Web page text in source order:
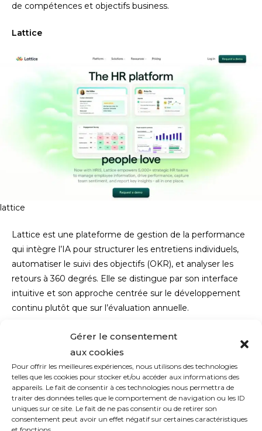
Gérer le consentement
aux cookies
Pour offrir les meilleures expériences, nous utilisons des technologies
telles que les cookies pour stocker et/ou accéder aux informations des
appareils. Le fait de consentir à ces technologies nous permettra de
traiter des données telles que le comportement de navigation ou les ID
uniques sur ce site. Le fait de ne pas consentir ou de retirer son
consentement peut avoir un effet négatif sur certaines caractéristiques
de compétences et objectifs business.
Lattice
lattice
Lattice est une plateforme de gestion de la performance
qui intègre l’IA pour structurer les entretiens individuels,
automatiser le suivi des objectifs (OKR), et analyser les
retours à 360 degrés. Elle se distingue par son interface
intuitive et son approche centrée sur le développement
continu plutôt que sur l’évaluation annuelle.